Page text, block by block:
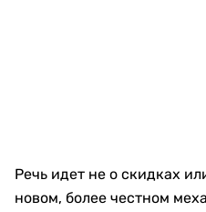
Речь идет не о скидках
новом, более честном